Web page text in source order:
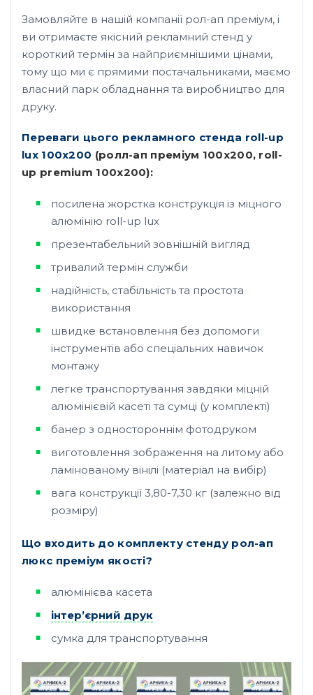
Замовляйте в нашій компанії рол-ап преміум, і
ви отримаєте якісний рекламний стенд у
короткий термін за найприємнішими цінами,
тому що ми є прямими постачальниками, маємо
власний парк обладнання та виробництво для
друку.
Переваги цього рекламного стенда roll-up
lux 100х200 (ролл-ап преміум 100х200, roll-
up premium 100х200):
посилена жорстка конструкція із міцного
алюмінію roll-up lux
презентабельний зовнішній вигляд
тривалий термін служби
надійність, стабільність та простота
використання
швидке встановлення без допомоги
інструментів або спеціальних навичок
монтажу
легке транспортування завдяки міцній
алюмінієвій касеті та сумці (у комплекті)
банер з одностороннім фотодруком
виготовлення зображення на литому або
ламінованому вінілі (матеріал на вибір)
вага конструкції 3,80-7,30 кг (залежно від
розміру)
Що входить до комплекту стенду рол-ап
люкс преміум якості?
алюмінієва касета
інтер’єрний друк
сумка для транспортування